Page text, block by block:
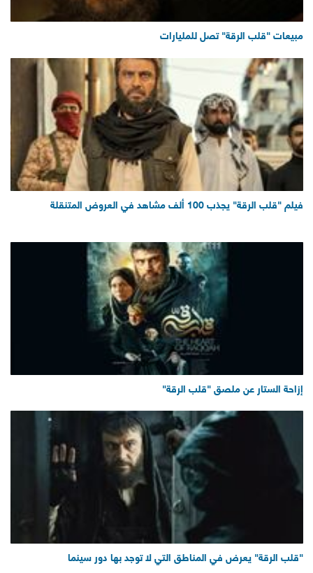
فيلم "قلب الرقة" يجذب 100 ألف مشاهد في العروض المتنقلة
مبيعات "قلب الرقة" تصل للمليارات
"قلب الرقة" يعرض في المناطق التي لا توجد بها دور سينما
إزاحة الستار عن ملصق "قلب الرقة"